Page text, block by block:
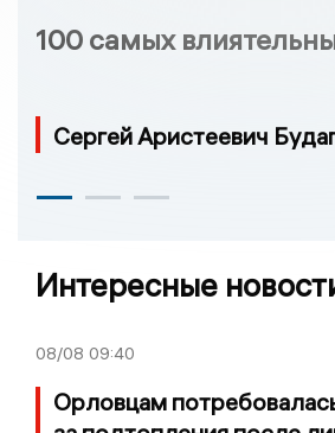
100 самых
Сергей Аристеевич
Интересные
08/08 09:40
Орловцам